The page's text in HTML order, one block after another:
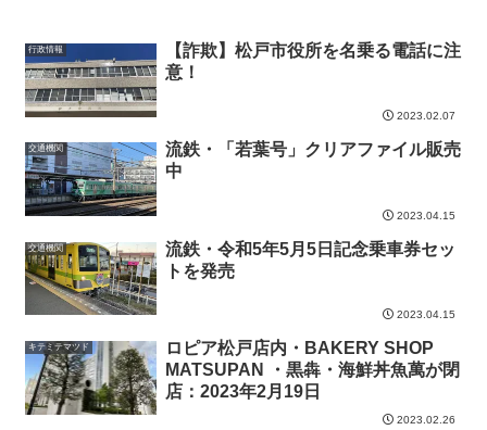
行政情報
【詐欺】松戸市役所を名乗る電話に注
意！
2023.02.07
交通機関
流鉄・「若葉号」クリアファイル販売
中
2023.04.15
交通機関
流鉄・令和5年5月5日記念乗車券セッ
トを発売
2023.04.15
キテミテマツド
ロピア松戸店内・BAKERY SHOP
MATSUPAN ・黒犇・海鮮丼魚萬が閉
店：2023年2月19日
2023.02.26